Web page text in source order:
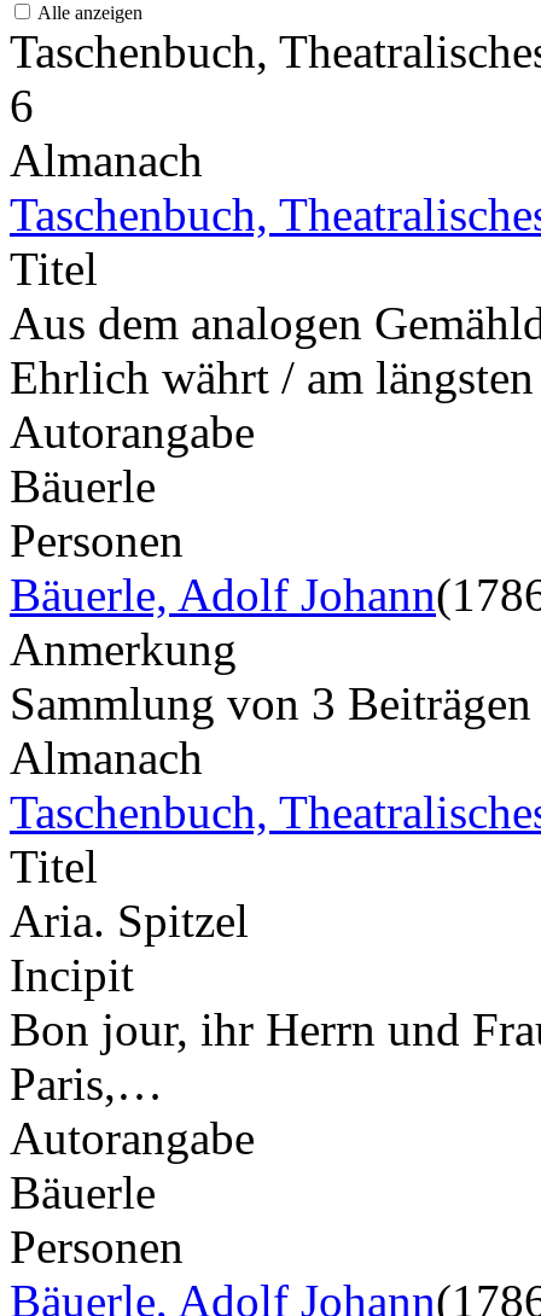
Alle anzeigen
Taschenbuch,
6
Almanach
Taschenbuch,
Titel
Aus dem analogen
Ehrlich währt / am längsten
Autorangabe
Bäuerle
Personen
Bäuerle, Adolf Johann
Anmerkung
Sammlung von 3
Almanach
Taschenbuch,
Titel
Aria. Spitzel
Incipit
Bon jour, ihr Herrn und
Paris,…
Autorangabe
Bäuerle
Personen
Bäuerle, Adolf Johann